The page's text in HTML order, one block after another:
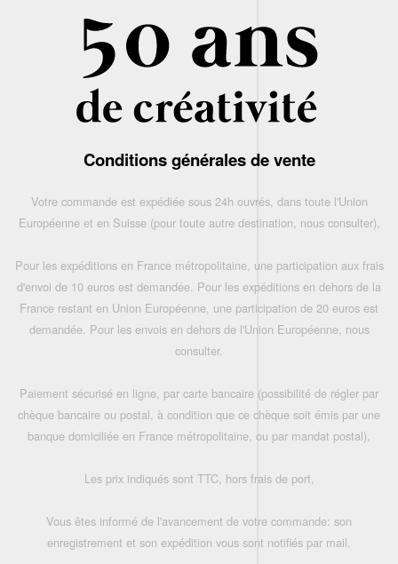
Conditions générales de vente
Votre commande est expédiée sous 24h ouvrés, dans toute l'Union
Européenne et en Suisse (pour toute autre destination, nous consulter),
Pour les expéditions en France métropolitaine, une participation aux frais
d'envoi de 10 euros est demandée. Pour les expéditions en dehors de la
France restant en Union Européenne, une participation de 20 euros est
demandée. Pour les envois en dehors de l'Union Européenne, nous
consulter.
Paiement sécurisé en ligne, par carte bancaire (possibilité de régler par
chèque bancaire ou postal, à condition que ce chèque soit émis par une
banque domiciliée en France métropolitaine, ou par mandat postal),
Les prix indiqués sont TTC, hors frais de port,
Vous êtes informé de l'avancement de votre commande: son
enregistrement et son expédition vous sont notifiés par mail.